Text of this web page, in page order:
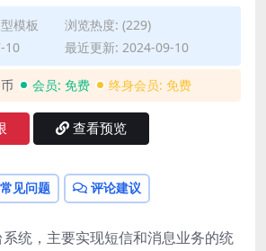
模板
浏览热度: (229)
10
最近更新: 2024-09-10
会员: 免费 终身会员: 免费
查看预览
常见问题 评论建议
统，主要实现短信和消息业务的统